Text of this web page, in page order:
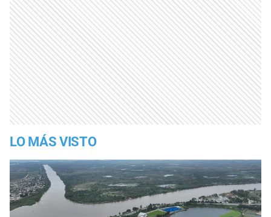
LO MÁS VISTO